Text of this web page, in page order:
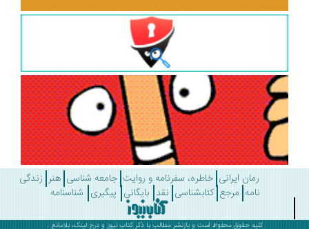
رمان ایرانی خاطره، سفرنامه و روایت جامعه شناسی هنر زندگی
مرجع کتابشناسی نقد بایگانی پیگیری شناسنامه
کلیه حقوق محفوظ است و بازنشر مطالب با ذکرکتاب نیوزو درج لینک، بلامانع .